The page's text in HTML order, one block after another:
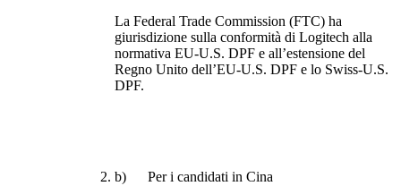
La Federal Trade Commission (FTC) ha
giurisdizione sulla conformità di Logitech alla
normativa EU-U.S. DPF e all’estensione del
Regno Unito dell’EU-U.S. DPF e lo Swiss-U.S.
DPF.
b) Per i candidati in Cina